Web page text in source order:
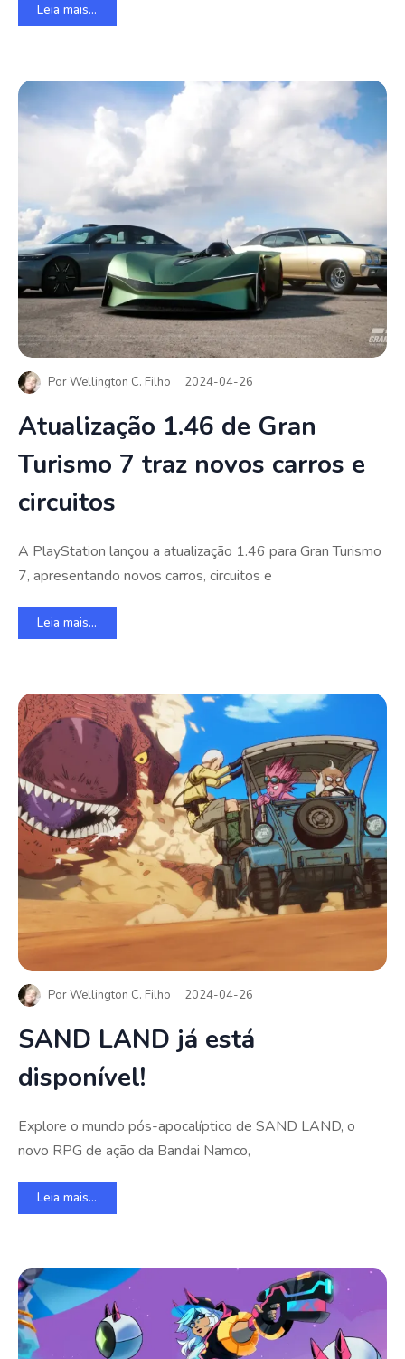
Leia mais...
PorWellington C. Filho 2024-04-26
Atualização 1.46 de Gran
Turismo 7 traz novos carros e
circuitos
A PlayStation lançou a atualização 1.46 para Gran Turismo
7, apresentando novos carros, circuitos e
Leia mais...
PorWellington C. Filho 2024-04-26
SAND LAND já está
disponível!
Explore o mundo pós-apocalíptico de SAND LAND, o
novo RPG de ação da Bandai Namco,
Leia mais...